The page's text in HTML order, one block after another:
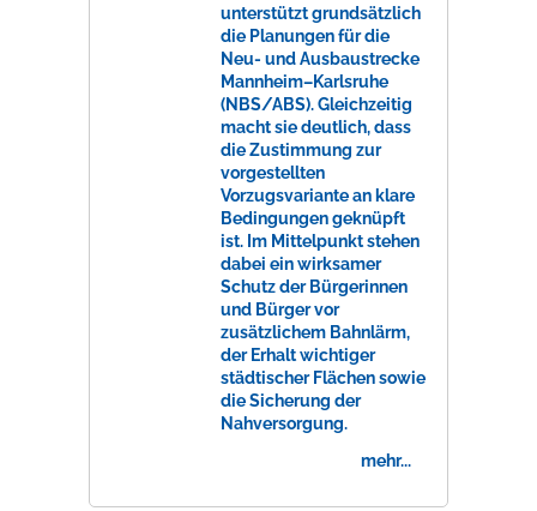
unterstützt grundsätzlich
die Planungen für die
Neu- und Ausbaustrecke
Mannheim–Karlsruhe
(NBS/ABS). Gleichzeitig
macht sie deutlich, dass
die Zustimmung zur
vorgestellten
Vorzugsvariante an klare
Bedingungen geknüpft
ist. Im Mittelpunkt stehen
dabei ein wirksamer
Schutz der Bürgerinnen
und Bürger vor
zusätzlichem Bahnlärm,
der Erhalt wichtiger
städtischer Flächen sowie
die Sicherung der
Nahversorgung.
mehr...